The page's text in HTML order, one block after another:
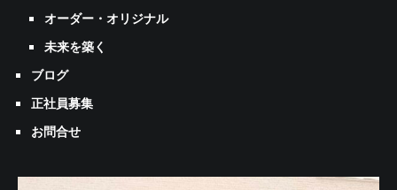
オーダー・オリジナル
未来を築く
ブログ
正社員募集
お問合せ